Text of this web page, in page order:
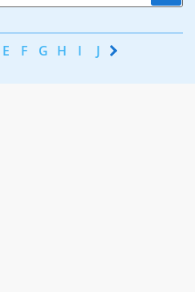
E F G H I J K